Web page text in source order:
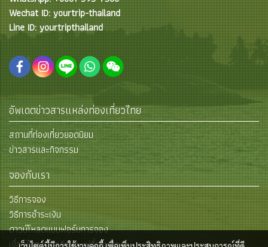
Wechat ID: yourtrip-thailand
Line ID: yourtripthailand
อัพเดตข่าวสารแหล่งท่องเที่ยวไทย
สถานที่ท่องเที่ยวยอดนิยม
ข่าวสารและกิจกรรม
จองกับเรา
วิธีการจอง
วิธีการชำระเงิน
ดาวน์โหลดแบบฟอร์มการจอง